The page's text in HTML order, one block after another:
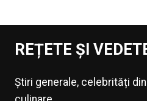
REȚETE ȘI
Știri generale, celebrități